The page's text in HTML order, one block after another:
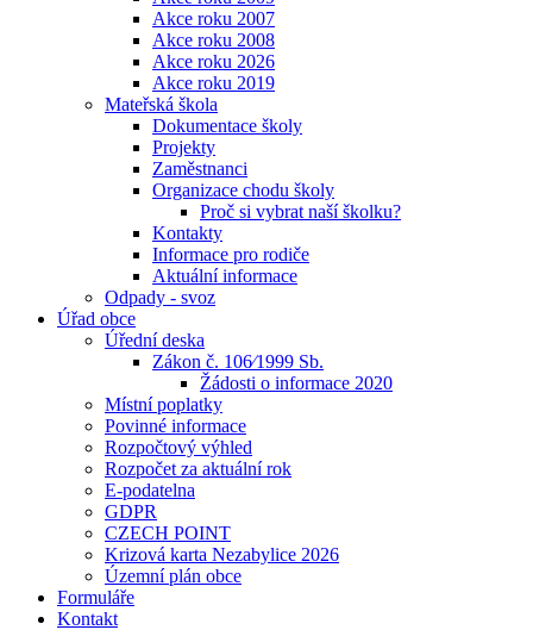
Akce roku 2007
Akce roku 2008
Akce roku 2026
Akce roku 2019
Mateřská škola
Dokumentace školy
Projekty
Zaměstnanci
Organizace chodu školy
Proč si vybrat naší školku?
Kontakty
Informace pro rodiče
Aktuální informace
Odpady - svoz
Úřad obce
Úřední deska
Zákon č. 106⁄1999 Sb.
Žádosti o informace 2020
Místní poplatky
Povinné informace
Rozpočtový výhled
Rozpočet za aktuální rok
E-podatelna
GDPR
CZECH POINT
Krizová karta Nezabylice 2026
Územní plán obce
Formuláře
Kontakt